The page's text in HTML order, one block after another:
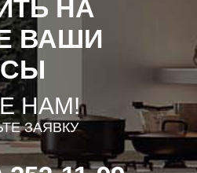
НА
ВАШИ
НАМ!
ЗАЯВКУ